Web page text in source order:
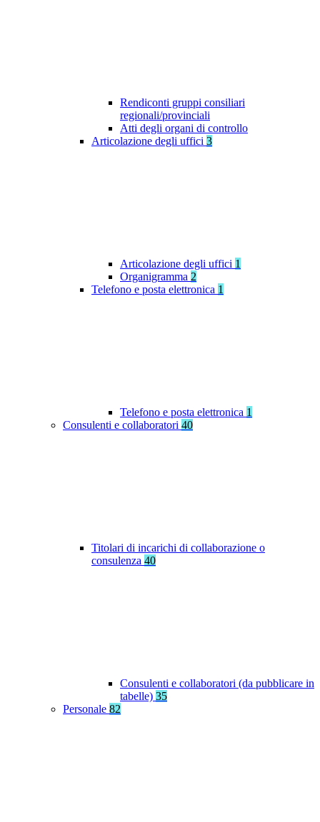
Rendiconti gruppi consiliari
regionali/provinciali
Atti degli organi di controllo
Articolazione degli uffici 3
Articolazione degli uffici 1
Organigramma 2
Telefono e posta elettronica 1
Telefono e posta elettronica 1
Consulenti e collaboratori 40
Titolari di incarichi di collaborazione o
consulenza 40
Consulenti e collaboratori (da pubblicare in
tabelle) 35
Personale 82